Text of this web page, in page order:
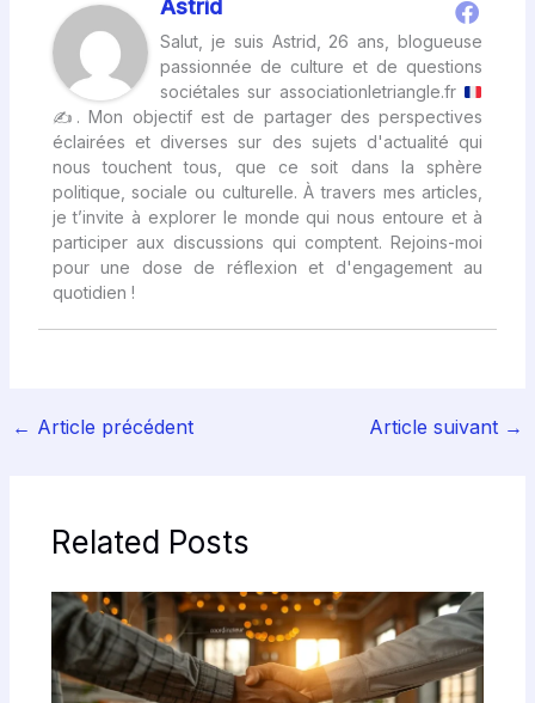
Astrid
Salut, je suis Astrid, 26 ans, blogueuse
passionnée de culture et de questions
sociétales sur associationletriangle.fr
✍ . Mon objectif est de partager des perspectives
éclairées et diverses sur des sujets d'actualité qui
nous touchent tous, que ce soit dans la sphère
politique, sociale ou culturelle. À travers mes articles,
je t’invite à explorer le monde qui nous entoure et à
participer aux discussions qui comptent. Rejoins-moi
pour une dose de réflexion et d'engagement au
quotidien !
← Article précédent Article suivant →
Related Posts